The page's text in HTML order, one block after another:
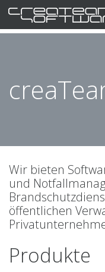
Wir bieten
und
öffentlichen
Produkte